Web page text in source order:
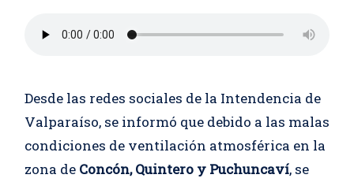
Desde las redes sociales de la Intendencia de
Valparaíso, se informó que debido a las malas
condiciones de ventilación atmosférica en la
zona de Concón, Quintero y Puchuncaví, se